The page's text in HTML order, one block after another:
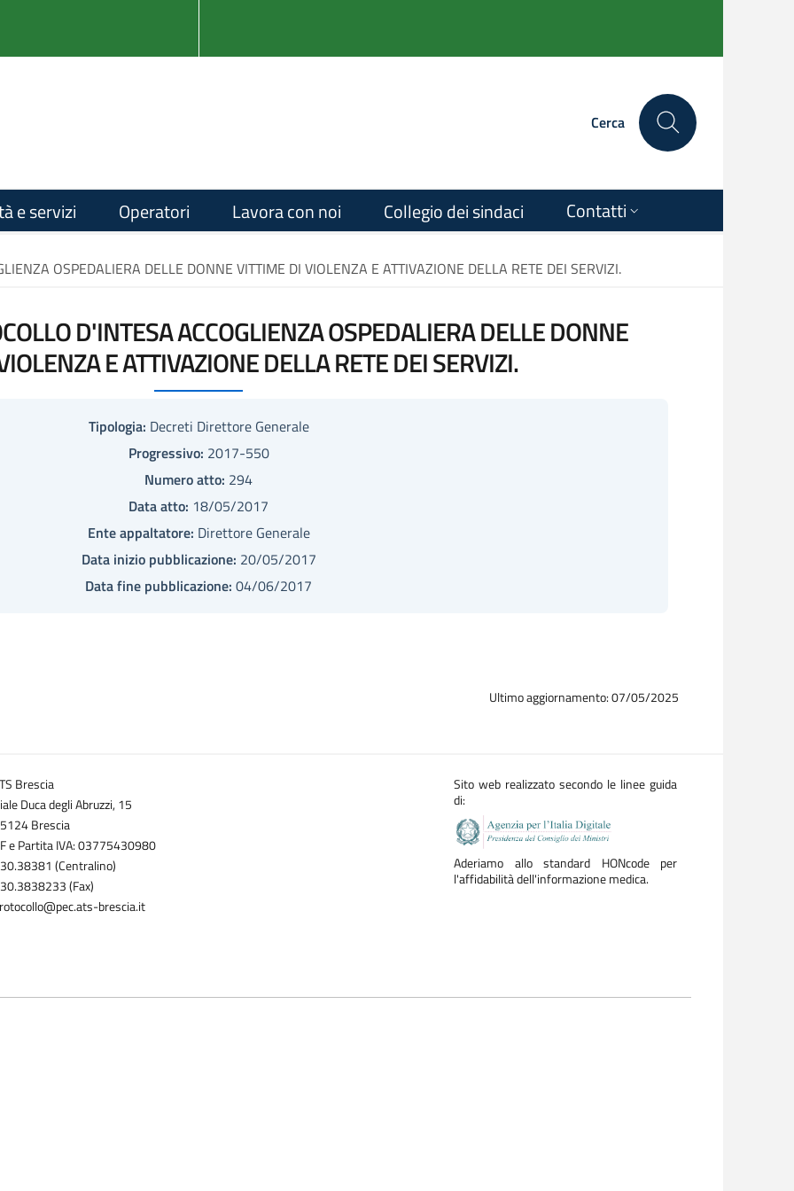
Cerca
e servizi Operatori Lavora con noi Collegio dei sindaci Contatti
OSPEDALIERA DELLE DONNE VITTIME DI VIOLENZA E ATTIVAZIONE DELLA RETE DEI SERVIZI.
D'INTESA ACCOGLIENZA OSPEDALIERA DELLE DONNE
E ATTIVAZIONE DELLA RETE DEI SERVIZI.
Tipologia: Decreti Direttore Generale
Progressivo: 2017-550
Numero atto: 294
Data atto: 18/05/2017
Ente appaltatore: Direttore Generale
Data inizio pubblicazione: 20/05/2017
Data fine pubblicazione: 04/06/2017
Ultimo aggiornamento: 07/05/2025
Brescia
Duca degli Abruzzi, 15
Brescia
e Partita IVA: 03775430980
(Centralino)
(Fax)
brescia.it
Sito web realizzato secondo le linee guida
di:
Aderiamo allo standard HONcode per
l'affidabilità dell'informazione medica.